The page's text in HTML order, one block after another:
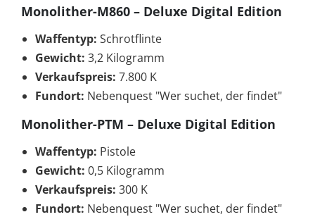
Monolither-M860 – Deluxe Digital Edition
Waffentyp: Schrotflinte
Gewicht: 3,2 Kilogramm
Verkaufspreis: 7.800 K
Fundort: Nebenquest "Wer suchet, der findet"
Monolither-PTM – Deluxe Digital Edition
Waffentyp: Pistole
Gewicht: 0,5 Kilogramm
Verkaufspreis: 300 K
Fundort: Nebenquest "Wer suchet, der findet"